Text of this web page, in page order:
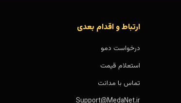
ارتباط و اقدام بعدی
درخواست دمو
استعلام قیمت
تماس با مدانت